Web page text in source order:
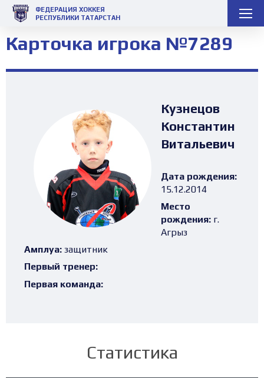
ФЕДЕРАЦИЯ ХОККЕЯ
РЕСПУБЛИКИ ТАТАРСТАН
Карточка игрока №7289
Кузнецов
Константин
Витальевич
Дата рождения:
15.12.2014
Место
рождения: г.
Агрыз
Амплуа: защитник
Первый тренер:
Первая команда:
Статистика